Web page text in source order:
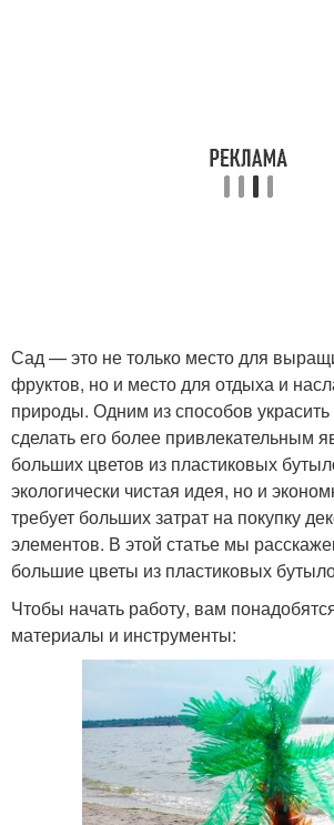
Сад — это не только место для
фруктов, но и место для отдыха и
природы. Одним из способов украсить
сделать его более привлекательным
больших цветов из пластиковых
экологически чистая идея, но и
требует больших затрат на покупку
элементов. В этой статье мы
большие цветы из пластиковых
Чтобы начать работу, вам
материалы и инструменты: